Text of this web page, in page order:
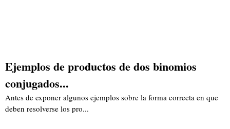
Ejemplos de productos de dos binomios
conjugados...
Antes de exponer algunos ejemplos sobre la forma correcta en que
deben resolverse los pro...